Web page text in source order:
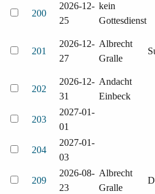
200
2026-12-
25
kein
Gottesdienst
201
2026-12-
27
Albrecht
Gralle
202
2026-12-
31
Andacht
Einbeck
203
2027-01-
01
204
2027-01-
03
209
2026-08-
23
Albrecht
Gralle